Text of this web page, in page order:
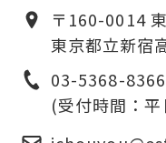
〒160-0014
東京都立新宿
03-5368-8366
(受付時間：